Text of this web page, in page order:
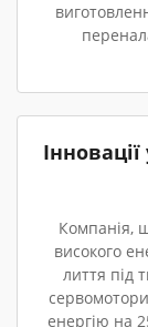
Компанія,
високого
лиття під
енергію на